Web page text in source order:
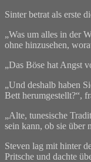
Sinter betrat als erste
„Was um alles in der
ohne hinzusehen,
„Das Böse hat Angst
„Und deshalb haben
Bett herumgestellt?“,
„Alte, tunesische
sein kann, ob sie über
Steven lag mit hinter
Pritsche und dachte